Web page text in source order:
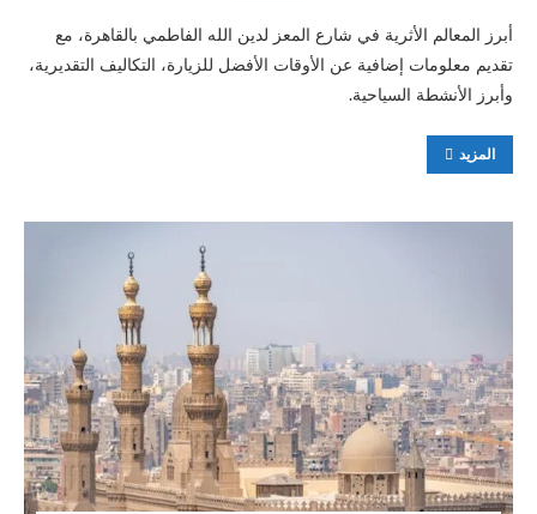
أبرز المعالم الأثرية في شارع المعز لدين الله الفاطمي بالقاهرة، مع
تقديم معلومات إضافية عن الأوقات الأفضل للزيارة، التكاليف التقديرية،
وأبرز الأنشطة السياحية.
المزيد